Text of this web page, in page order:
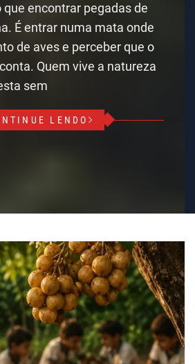
que encontrar pegadas de
É entrar numa mata onde
de aves e perceber que o
Quem vive a natureza
sem
LENDO